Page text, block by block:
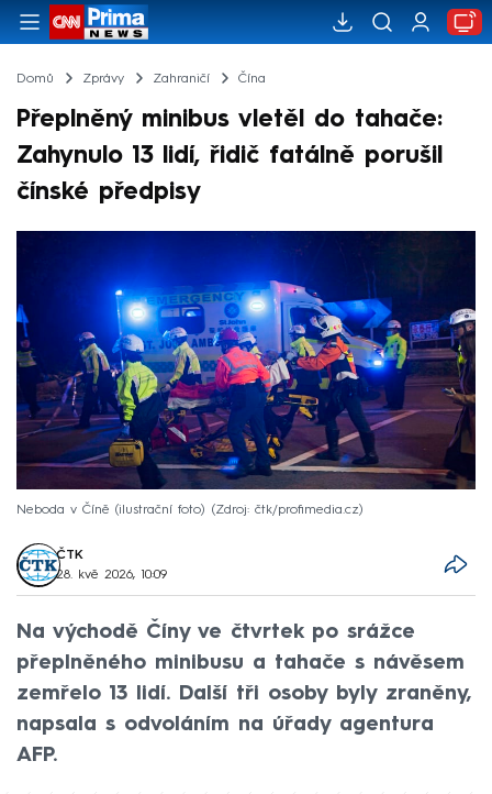
Domů Zprávy Zahraničí Čína
Přeplněný minibus vletěl do tahače:
Zahynulo 13 lidí, řidič fatálně porušil
čínské předpisy
Neboda v Číně (ilustrační foto) Zdroj: čtk/profimedia.cz
ČTK
28. kvě 2026, 10:09
Na východě Číny ve čtvrtek po srážce
přeplněného minibusu a tahače s návěsem
zemřelo 13 lidí. Další tři osoby byly zraněny,
napsala s odvoláním na úřady agentura
AFP.